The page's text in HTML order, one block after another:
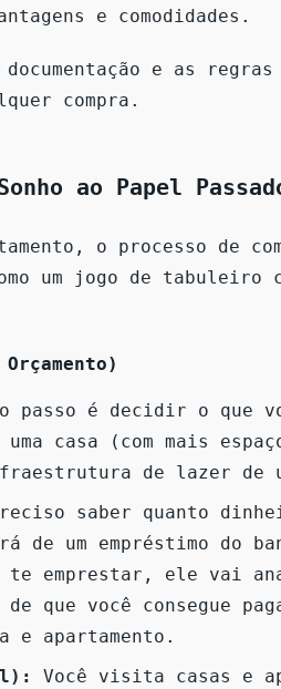
e comodidades.
e as
compra.
ao Papel
o processo de
um jogo de tabuleiro
passo é decidir o que
casa (com mais
de lazer de
saber quanto
um empréstimo do
te emprestar, ele vai
que você consegue
e apartamento.
Você visita casas e